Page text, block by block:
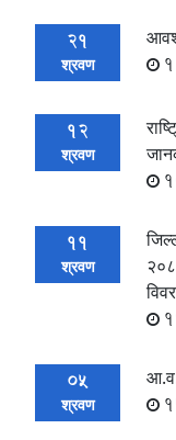
21
श्रवण
12
श्रवण
11
श्रवण
05
श्रवण